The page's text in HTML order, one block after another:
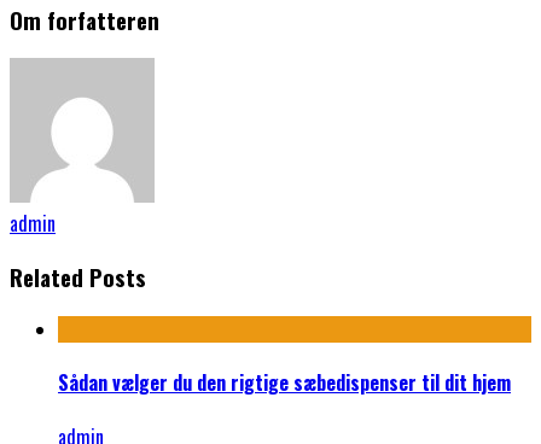
Om forfatteren
admin
Related Posts
Sådan vælger du den rigtige sæbedispenser til dit hjem
admin